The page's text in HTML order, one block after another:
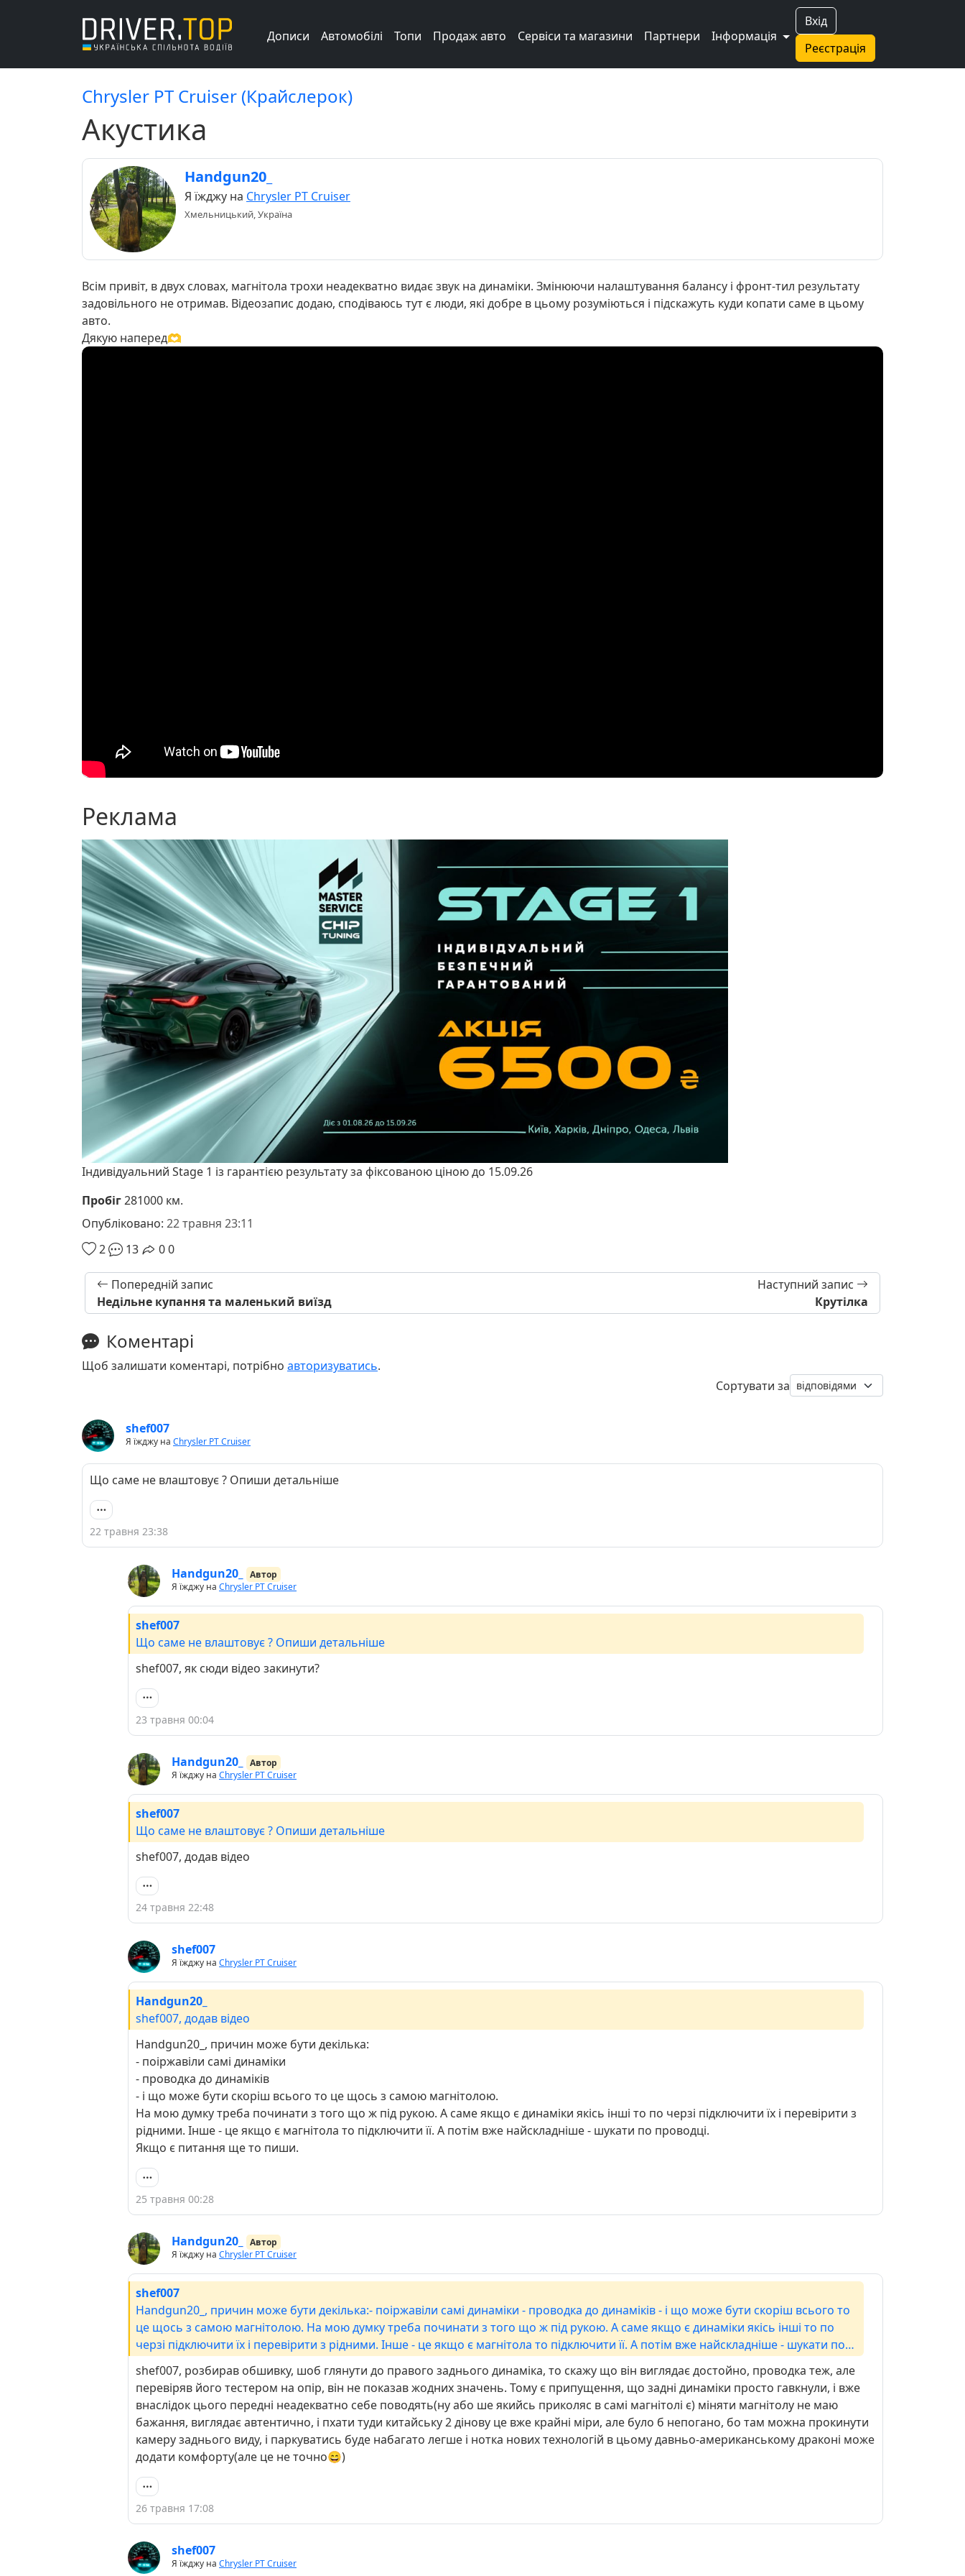
Вхід
Реєстрація
Дописи Автомобілі Топи Продаж авто Сервіси та магазини Партнери Інформація
Chrysler PT Cruiser (Крайслерок)
Акустика
Handgun20_
Я їжджу на Chrysler PT Cruiser
Хмельницький, Україна
Всім привіт, в двух словах, магнітола трохи неадекватно видає звук на динаміки. Змінюючи налаштування балансу і фронт-тил результату
задовільного не отримав. Відеозапис додаю, сподіваюсь тут є люди, які добре в цьому розуміються і підскажуть куди копати саме в цьому
авто.
Дякую наперед🫶
Реклама
Індивідуальний Stage 1 із гарантією результату за фіксованою ціною до 15.09.26
Пробіг281000 км.
Опубліковано: 22 травня 23:11
2
13 00
Попередній запис
Недільне купання та маленький виїзд
Наступний запис
Крутілка
Коментарі
Щоб залишати коментарі, потрібно авторизуватись.
Сортувати за
shef007
Я їжджу на Chrysler PT Cruiser
Що саме не влаштовує ? Опиши детальніше
22 травня 23:38
Handgun20_
Автор
Я їжджу на Chrysler PT Cruiser
shef007
Що саме не влаштовує ? Опиши детальніше
shef007, як сюди відео закинути?
23 травня 00:04
Handgun20_
Автор
Я їжджу на Chrysler PT Cruiser
shef007
Що саме не влаштовує ? Опиши детальніше
shef007, додав відео
24 травня 22:48
shef007
Я їжджу на Chrysler PT Cruiser
Handgun20_
shef007, додав відео
Handgun20_, причин може бути декілька:
- поіржавіли самі динаміки
- проводка до динаміків
- і що може бути скоріш всього то це щось з самою магнітолою.
На мою думку треба починати з того що ж під рукою. А саме якщо є динаміки якісь інші то по черзі підключити їх і перевірити з
рідними. Інше - це якщо є магнітола то підключити її. А потім вже найскладніше - шукати по проводці.
Якщо є питання ще то пиши.
25 травня 00:28
Handgun20_
Автор
Я їжджу на Chrysler PT Cruiser
shef007
Handgun20_, причин може бути декілька:- поіржавіли самі динаміки - проводка до динаміків - і що може бути скоріш всього то
це щось з самою магнітолою. На мою думку треба починати з того що ж під рукою. А саме якщо є динаміки якісь інші то по
черзі підключити їх і перевірити з рідними. Інше - це якщо є магнітола то підключити її. А потім вже найскладніше - шукати по
проводці. Якщо є питання ще то пиши.
shef007, розбирав обшивку, шоб глянути до правого заднього динаміка, то скажу що він виглядає достойно, проводка теж, але
перевіряв його тестером на опір, він не показав жодних значень. Тому є припущення, що задні динаміки просто гавкнули, і вже
внаслідок цього передні неадекватно себе поводять(ну або ше якийсь приколяс в самі магнітолі є) міняти магнітолу не маю
бажання, виглядає автентично, і пхати туди китайську 2 дінову це вже крайні міри, але було б непогано, бо там можна прокинути
камеру заднього виду, і паркуватись буде набагато легше і нотка нових технологій в цьому давньо-американському драконі може
додати комфорту(але це не точно😄)
26 травня 17:08
shef007
Я їжджу на Chrysler PT Cruiser